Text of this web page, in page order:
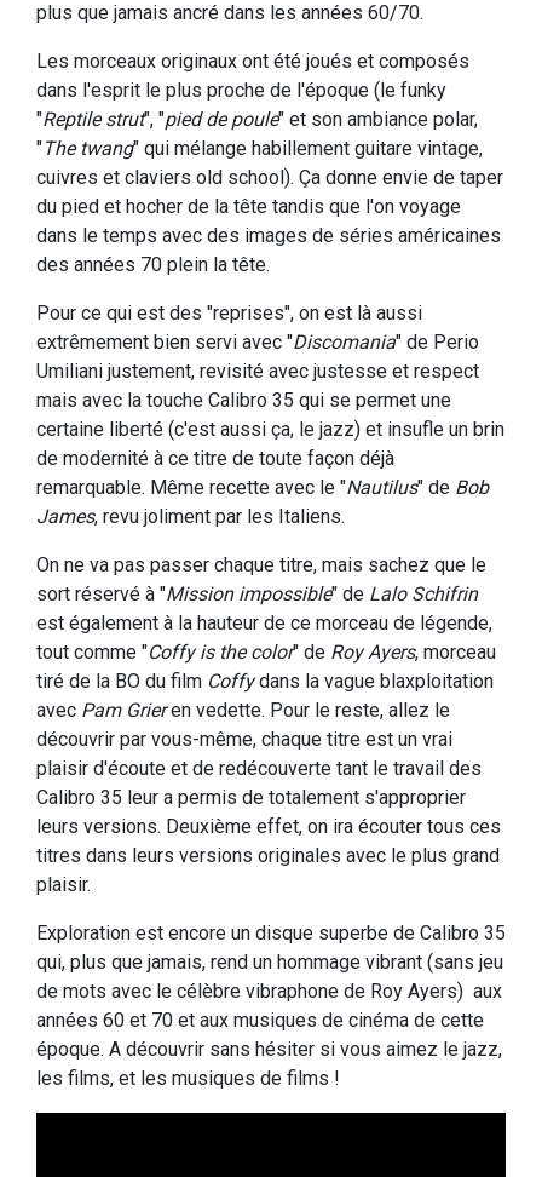
plus que jamais ancré dans les années 60/70.
Les morceaux originaux ont été joués et composés
dans l'esprit le plus proche de l'époque (le funky
"Reptile strut", "pied de poule" et son ambiance polar,
"The twang" qui mélange habillement guitare vintage,
cuivres et claviers old school). Ça donne envie de taper
du pied et hocher de la tête tandis que l'on voyage
dans le temps avec des images de séries américaines
des années 70 plein la tête.
Pour ce qui est des "reprises", on est là aussi
extrêmement bien servi avec "Discomania" de Perio
Umiliani justement, revisité avec justesse et respect
mais avec la touche Calibro 35 qui se permet une
certaine liberté (c'est aussi ça, le jazz) et insufle un brin
de modernité à ce titre de toute façon déjà
remarquable. Même recette avec le "Nautilus" de Bob
James, revu joliment par les Italiens.
On ne va pas passer chaque titre, mais sachez que le
sort réservé à "Mission impossible" de Lalo Schifrin
est également à la hauteur de ce morceau de légende,
tout comme "Coffy is the color" de Roy Ayers, morceau
tiré de la BO du film Coffydans la vague blaxploitation
avec Pam Grieren vedette. Pour le reste, allez le
découvrir par vous-même, chaque titre est un vrai
plaisir d'écoute et de redécouverte tant le travail des
Calibro 35 leur a permis de totalement s'approprier
leurs versions. Deuxième effet, on ira écouter tous ces
titres dans leurs versions originales avec le plus grand
plaisir.
Exploration est encore un disque superbe de Calibro 35
qui, plus que jamais, rend un hommage vibrant (sans jeu
de mots avec le célèbre vibraphone de Roy Ayers) aux
années 60 et 70 et aux musiques de cinéma de cette
époque. A découvrir sans hésiter si vous aimez le jazz,
les films, et les musiques de films !